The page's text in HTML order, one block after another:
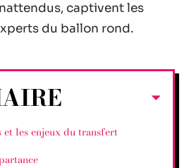
captivent les
du ballon rond.
et les enjeux du transfert